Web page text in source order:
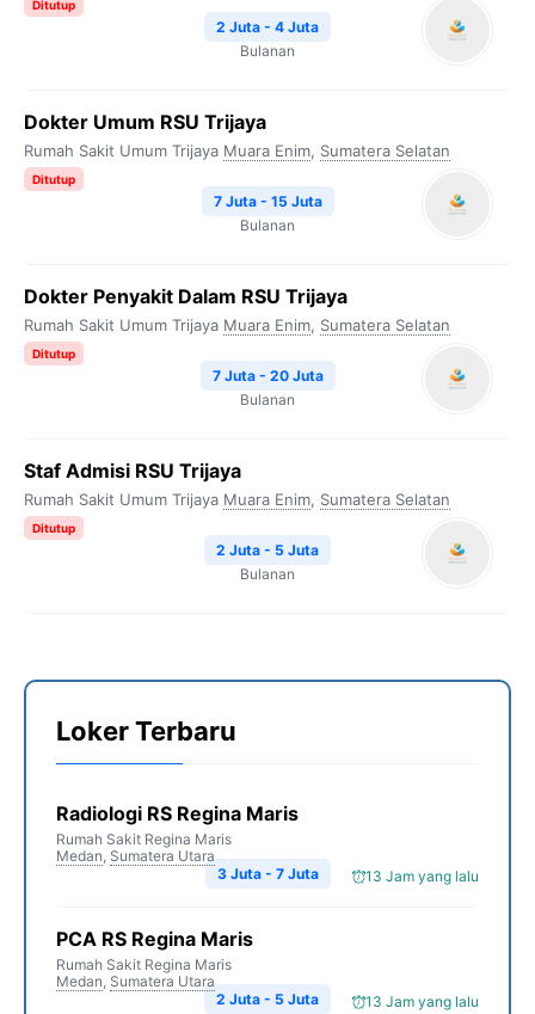
Ditutup
2 Juta - 4 Juta
Bulanan
Dokter Umum RSU Trijaya
Rumah Sakit Umum Trijaya Muara Enim, Sumatera Selatan
Ditutup
7 Juta - 15 Juta
Bulanan
Dokter Penyakit Dalam RSU Trijaya
Rumah Sakit Umum Trijaya Muara Enim, Sumatera Selatan
Ditutup
7 Juta - 20 Juta
Bulanan
Staf Admisi RSU Trijaya
Rumah Sakit Umum Trijaya Muara Enim, Sumatera Selatan
Ditutup
2 Juta - 5 Juta
Bulanan
Loker Terbaru
Radiologi RS Regina Maris
Rumah Sakit Regina Maris
Medan, Sumatera Utara
13 Jam yang lalu
3 Juta - 7 Juta
PCA RS Regina Maris
Rumah Sakit Regina Maris
Medan, Sumatera Utara
13 Jam yang lalu
2 Juta - 5 Juta